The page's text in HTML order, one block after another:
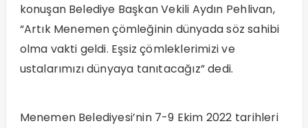
konuşan Belediye Başkan Vekili Aydın Pehlivan,
“Artık Menemen çömleğinin dünyada söz sahibi
olma vakti geldi. Eşsiz çömleklerimizi ve
ustalarımızı dünyaya tanıtacağız” dedi.
Menemen Belediyesi’nin 7-9 Ekim 2022 tarihleri